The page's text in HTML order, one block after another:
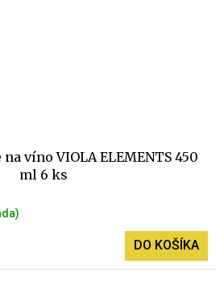
víno VIOLA ELEMENTS 450
ml 6 ks
DO KOŠÍKA